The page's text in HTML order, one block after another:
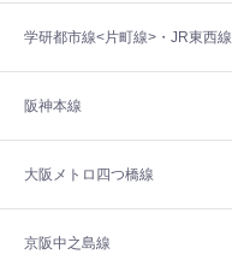
学研都市線<片町線>・JR東西線
阪神本線
大阪メトロ四つ橋線
京阪中之島線